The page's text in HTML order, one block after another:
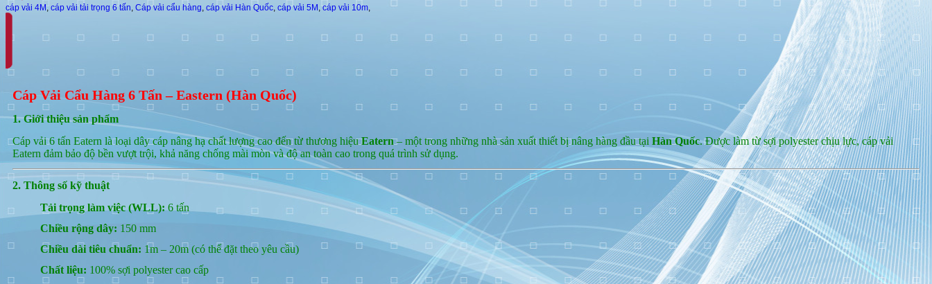
cáp vải 4M, cáp vải tải trọng 6 tấn, Cáp vải cẩu hàng, cáp vải Hàn Quốc, cáp vải 5M ,cáp vải 10m,
Cáp Vải Cẩu Hàng 6 Tấn – Eastern (Hàn Quốc)
1. Giới thiệu sản phẩm
Cáp vải 6 tấn Eatern là loại dây cáp nâng hạ chất lượng cao đến từ thương hiệuEatern– một trong những nhà sản xuất thiết bị nâng hàng đầu tại Hàn Quốc. Được làm từ sợi polyester chịu lực, cáp vải
Eatern đảm bảo độ bền vượt trội, khả năng chống mài mòn và độ an toàn cao trong quá trình sử dụng.
2. Thông số kỹ thuật
Tải trọng làm việc (WLL): 6 tấn
Chiều rộng dây: 150 mm
Chiều dài tiêu chuẩn: 1m – 20m (có thể đặt theo yêu cầu)
Chất liệu: 100% sợi polyester cao cấp